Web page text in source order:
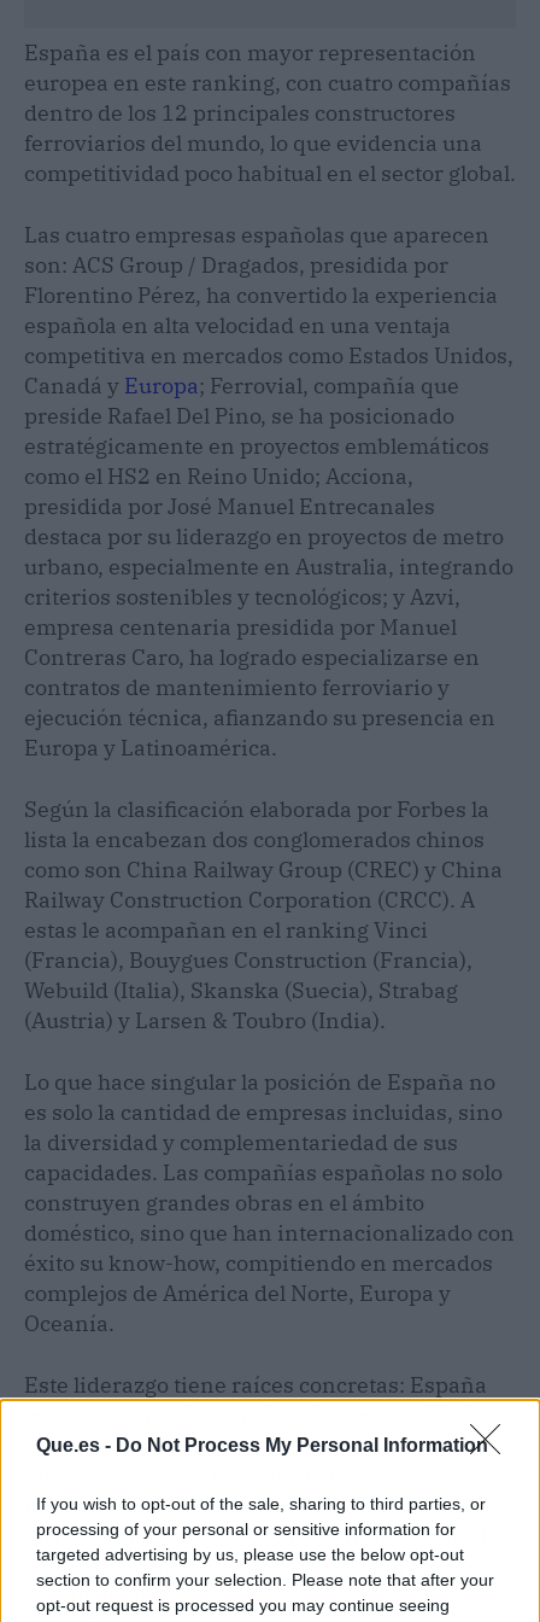
Que.es - Do Not Process My Personal Information
If you wish to opt-out of the sale, sharing to third parties, or
processing of your personal or sensitive information for
targeted advertising by us, please use the below opt-out
section to confirm your selection. Please note that after your
opt-out request is processed you may continue seeing
España es el país con mayor representación
europea en este ranking, con cuatro compañías
dentro de los 12 principales constructores
ferroviarios del mundo, lo que evidencia una
competitividad poco habitual en el sector global.
Las cuatro empresas españolas que aparecen
son: ACS Group / Dragados, presidida por
Florentino Pérez, ha convertido la experiencia
española en alta velocidad en una ventaja
competitiva en mercados como Estados Unidos,
Canadá y Europa; Ferrovial, compañía que
preside Rafael Del Pino, se ha posicionado
estratégicamente en proyectos emblemáticos
como el HS2 en Reino Unido; Acciona,
presidida por José Manuel Entrecanales
destaca por su liderazgo en proyectos de metro
urbano, especialmente en Australia, integrando
criterios sostenibles y tecnológicos; y Azvi,
empresa centenaria presidida por Manuel
Contreras Caro, ha logrado especializarse en
contratos de mantenimiento ferroviario y
ejecución técnica, afianzando su presencia en
Europa y Latinoamérica.
Según la clasificación elaborada por Forbes la
lista la encabezan dos conglomerados chinos
como son China Railway Group (CREC) y China
Railway Construction Corporation (CRCC). A
estas le acompañan en el ranking Vinci
(Francia), Bouygues Construction (Francia),
Webuild (Italia), Skanska (Suecia), Strabag
(Austria) y Larsen & Toubro (India).
Lo que hace singular la posición de España no
es solo la cantidad de empresas incluidas, sino
la diversidad y complementariedad de sus
capacidades. Las compañías españolas no solo
construyen grandes obras en el ámbito
doméstico, sino que han internacionalizado con
éxito su know-how, compitiendo en mercados
complejos de América del Norte, Europa y
Oceanía.
Este liderazgo tiene raíces concretas: España
más extensas del mundo (más de 4.000 km),
innovación en ingeniería, gestión y operación
ferroviaria. Este contexto ha permitido que el
ecosistema empresarial español cubra
prácticamente toda la cadena de valor